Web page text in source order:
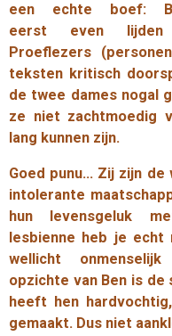
een echte boef:
eerst even
Proeflezers
teksten kritisch
de twee dames nogal
ze niet zachtmoedig
lang kunnen zijn.
Goed punu… Zij zijn
intolerante
hun levensgeluk
lesbienne heb je echt
wellicht
opzichte van Ben is de
heeft hen hardvochtig
gemaakt. Dus niet